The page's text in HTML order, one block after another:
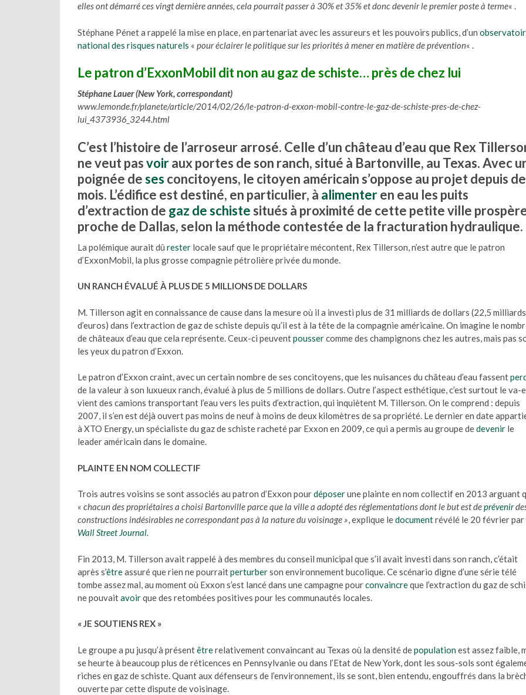
elles ont démarré ces vingt dernière années, cela pourrait passer à 30% et 35% et donc devenir le premier poste à terme« .
Stéphane Pénet a rappelé la mise en place, en partenariat avec les assureurs et les pouvoirs publics, d’un
national des risques naturels « pour éclairer le politique sur les priorités à mener en matière de prévention« .
Le patron d’ExxonMobil dit non au gaz de schiste… près de chez lui
Stéphane Lauer (New York, correspondant)
www.lemonde.fr/planete/article/2014/02/26/le-patron-d-exxon-mobil-contre-le-gaz-de-schiste-pres-de-chez-
lui_4373936_3244.html
C’est l’histoire de l’arroseur arrosé. Celle d’un château d’eau que Rex
ne veut pasvoiraux portes de son ranch, situé à Bartonville, au Texas. Avec
poignée deses concitoyens, le citoyen américain s’oppose au projet depuis
mois. L’édifice est destiné, en particulier, à alimenteren eau les puits
d’extraction de gaz de schistesitués à proximité de cette petite ville
proche de Dallas, selon la méthode contestée de la fracturation hydraulique.
La polémique aurait dû rester locale sauf que le propriétaire mécontent, Rex Tillerson, n’est autre que le patron
d’ExxonMobil, la plus grosse compagnie pétrolière privée du monde.
UN RANCH ÉVALUÉ À PLUS DE 5 MILLIONS DE DOLLARS
M. Tillerson agit en connaissance de cause dans la mesure où il a investi plus de 31 milliards de dollars (22,5 milliards
d’euros) dans l’extraction de gaz de schiste depuis qu’il est à la tête de la compagnie américaine. On imagine le
de châteaux d’eau que cela représente. Ceux-ci peuventpoussercomme des champignons chez les autres, mais pas
les yeux du patron d’Exxon.
Le patron d’Exxon craint, avec un certain nombre de ses concitoyens, que les nuisances du château d’eau fassent
de la valeur à son luxueux ranch, évalué à plus de 5 millions de dollars. Outre l’aspect esthétique, c’est surtout le va-
vient des camions transportant l’eau vers les puits d’extraction, qui inquiètent M. Tillerson. On le comprend : depuis
2007, il s’en est déjà ouvert pas moins de neuf à moins de deux kilomètres de sa propriété. Le dernier en date
à XTO Energy, un spécialiste du gaz de schiste racheté par Exxon en 2009, ce qui a permis au groupe dedevenir le
leader américain dans le domaine.
PLAINTE EN NOM COLLECTIF
Trois autres voisins se sont associés au patron d’Exxon pourdéposerune plainte en nom collectif en 2013 arguant
« chacun des propriétaires a choisi Bartonville parce que la ville a adopté des réglementations dont le but est deprévenir
constructions indésirables ne correspondant pas à la nature du voisinage », explique ledocumentrévélé le 20 février par
Wall Street Journal.
Fin 2013, M. Tillerson avait rappelé à des membres du conseil municipal que s’il avait investi dans son ranch, c’était
après s’êtreassuré que rien ne pourraitperturberson environnement bucolique. Ce scénario digne d’une série télé
tombe assez mal, au moment où Exxon s’est lancé dans une campagne pourconvaincreque l’extraction du gaz de
ne pouvaitavoirque des retombées positives pour les communautés locales.
« JE SOUTIENS REX »
Le groupe a pu jusqu’à présentêtrerelativement convaincant au Texas où la densité depopulationest assez faible,
se heurte à beaucoup plus de réticences en Pennsylvanie ou dans l’Etat de New York, dont les sous-sols sont
riches en gaz de schiste. Quant aux défenseurs de l’environnement, ils se sont, bien entendu, engouffrés dans la
ouverte par cette dispute de voisinage.